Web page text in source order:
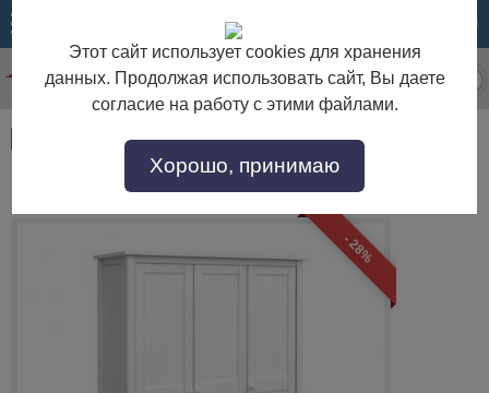
22382
Сиело Шкаф трехдверный 77319
- 28%
Этот сайт использует cookies для хранения
данных. Продолжая использовать сайт, Вы даете
согласие на работу с этими файлами.
Хорошо, принимаю